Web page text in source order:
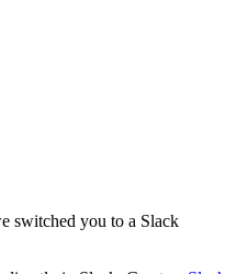
switched you to a Slack